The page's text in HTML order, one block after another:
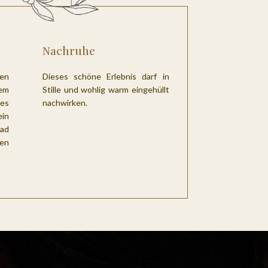
Nachruhe
Dieses schöne Erlebnis darf in
Stille und wohlig warm eingehüllt
nachwirken.